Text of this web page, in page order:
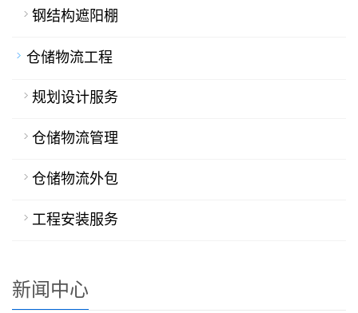
钢结构遮阳棚
仓储物流工程
规划设计服务
仓储物流管理
仓储物流外包
工程安装服务
新闻中心